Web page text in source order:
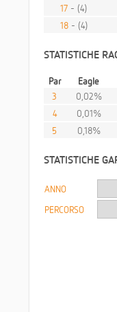
17 - (4)
18- (4)
STATISTICHE
Par Eagle
3
0,02%
4
0,01%
5
0,18%
STATISTICHE
ANNO
PERCORSO